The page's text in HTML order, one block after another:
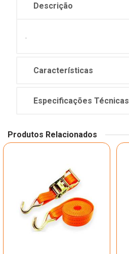
Descrição
.
Características
Especificações Técnicas
Produtos Relacionados